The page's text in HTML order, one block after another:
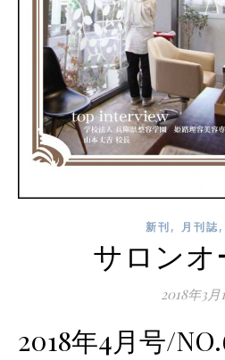
新刊, 月刊誌,
サロンオ
2018年3月
2018年4月号/